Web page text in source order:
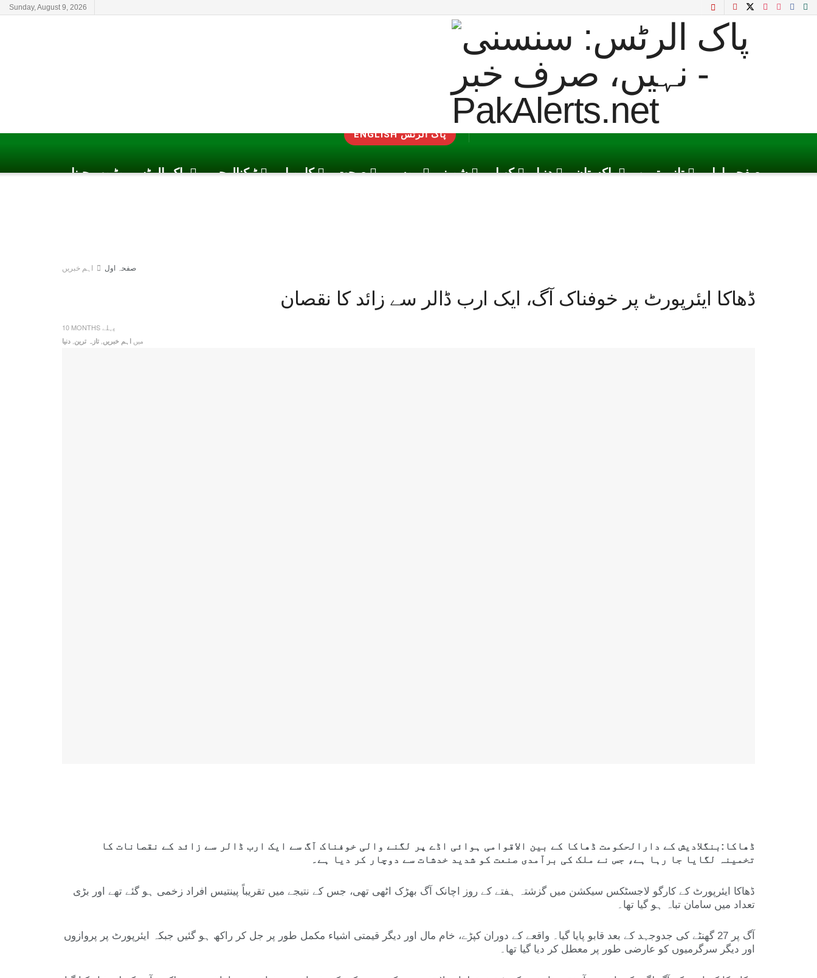
Sunday, August 9, 2026
ENGLISH پاک الرٹس
پاک الرٹس یوٹیوب چینل ٹیکنالوجی کاروبار صحت موسم شوبز کھیل دنیا پاکستان تازہ ترین صفحہ اول
صفحہ اول اہم خبریں
ڈھاکا ایئرپورٹ پر خوفناک آگ، ایک ارب ڈالر سے زائد کا نقصان
10 MONTHS پہلے
میں اہم خبریں تازہ ترین دنیا
ڈھاکا:بنگلادیش کے دارالحکومت ڈھاکا کے بین الاقوامی ہوائی اڈے پر لگنے والی خوفناک آگ سے ایک ارب ڈالر سے زائد کے نقصانات کا
تخمینہ لگایا جا رہا ہے، جس نے ملک کی برآمدی صنعت کو شدید خدشات سے دوچار کر دیا ہے۔
ڈھاکا ایئرپورٹ کے کارگو لاجسٹکس سیکشن میں گزشتہ ہفتے کے روز اچانک آگ بھڑک اٹھی تھی، جس کے نتیجے میں تقریباً پینتیس افراد زخمی ہو گئے تھے اور بڑی
تعداد میں سامان تباہ ہو گیا تھا۔
آگ پر 27 گھنٹے کی جدوجہد کے بعد قابو پایا گیا۔ واقعے کے دوران کپڑے، خام مال اور دیگر قیمتی اشیاء مکمل طور پر جل کر راکھ ہو گئیں جبکہ ایئرپورٹ پر پروازوں
اور دیگر سرگرمیوں کو عارضی طور پر معطل کر دیا گیا تھا۔